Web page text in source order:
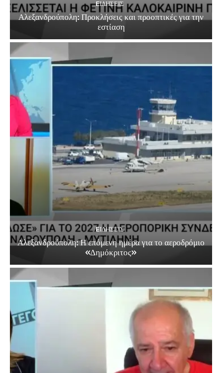
EΙΔΗΣΕΙΣ
Αλεξανδρούπολη: Προκλήσεις και προοπτικές για την
εστίαση
EΙΔΗΣΕΙΣ
Αλεξανδρούπολη: Η επόμενη ημέρα για το αεροδρόμιο
«Δημόκριτος»